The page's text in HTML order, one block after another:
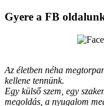
Gyere a FB
Az életben néha
kellene tennünk.
Egy külső szem, egy
megoldás, a nyugalom